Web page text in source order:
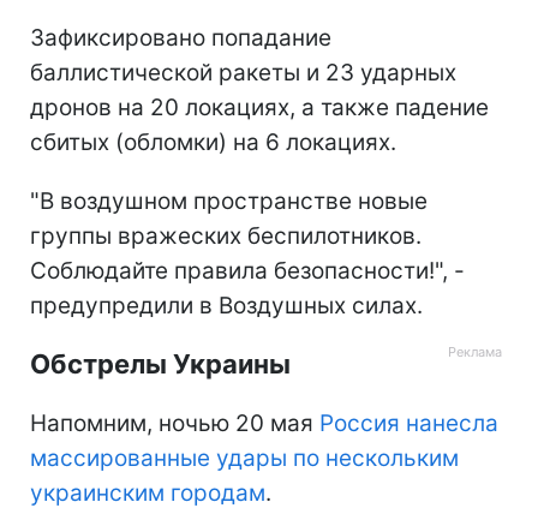
Зафиксировано попадание
баллистической ракеты и 23 ударных
дронов на 20 локациях, а также падение
сбитых (обломки) на 6 локациях.
"В воздушном пространстве новые
группы вражеских беспилотников.
Соблюдайте правила безопасности!", -
предупредили в Воздушных силах.
Обстрелы Украины
Напомним, ночью 20 мая Россия нанесла
массированные удары по нескольким
украинским городам.